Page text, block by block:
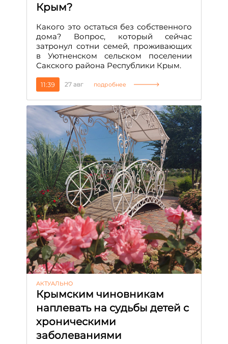
Крым?
Какого это остаться без собственного
дома? Вопрос, который сейчас
затронул сотни семей, проживающих
в Уютненском сельском поселении
Сакского района Республики Крым.
11:39 27 авг подробнее
АКТУАЛЬНО
Крымским чиновникам
наплевать на судьбы детей с
хроническими
заболеваниями